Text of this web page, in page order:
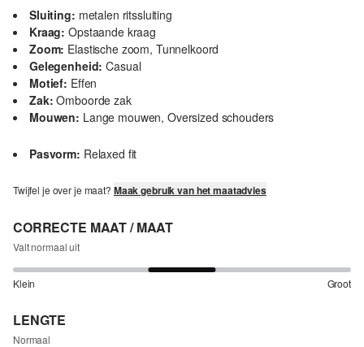
Sluiting: metalen ritssluiting
Kraag: Opstaande kraag
Zoom: Elastische zoom, Tunnelkoord
Gelegenheid: Casual
Motief: Effen
Zak: Omboorde zak
Mouwen: Lange mouwen, Oversized schouders
Pasvorm: Relaxed fit
Twijfel je over je maat? Maak gebruik van het maatadvies
CORRECTE MAAT / MAAT
Valt normaal uit
Klein Groot
LENGTE
Normaal